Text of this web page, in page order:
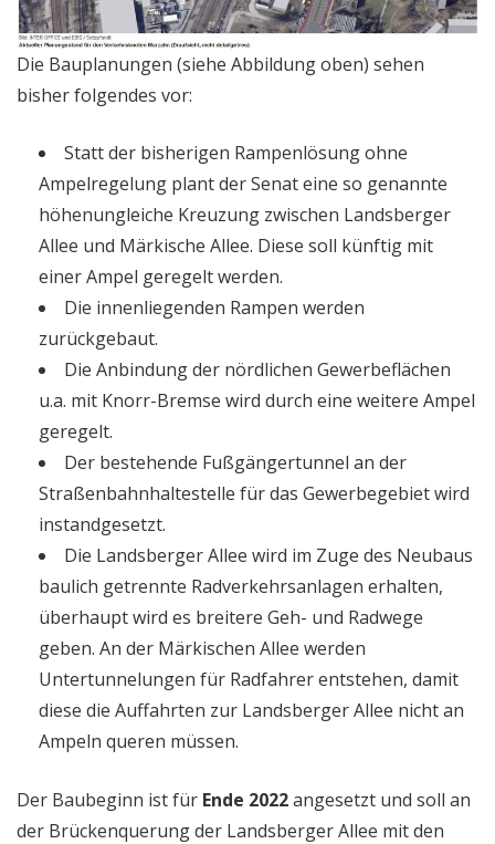
Die Bauplanungen (siehe Abbildung oben) sehen
bisher folgendes vor:
Statt der bisherigen Rampenlösung ohne
Ampelregelung plant der Senat eine so genannte
höhenungleiche Kreuzung zwischen Landsberger
Allee und Märkische Allee. Diese soll künftig mit
einer Ampel geregelt werden.
Die innenliegenden Rampen werden
zurückgebaut.
Die Anbindung der nördlichen Gewerbeflächen
u.a. mit Knorr-Bremse wird durch eine weitere Ampel
geregelt.
Der bestehende Fußgängertunnel an der
Straßenbahnhaltestelle für das Gewerbegebiet wird
instandgesetzt.
Die Landsberger Allee wird im Zuge des Neubaus
baulich getrennte Radverkehrsanlagen erhalten,
überhaupt wird es breitere Geh- und Radwege
geben. An der Märkischen Allee werden
Untertunnelungen für Radfahrer entstehen, damit
diese die Auffahrten zur Landsberger Allee nicht an
Ampeln queren müssen.
Der Baubeginn ist für Ende 2022angesetzt und soll an
der Brückenquerung der Landsberger Allee mit den